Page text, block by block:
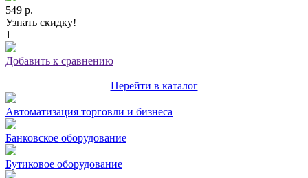
549 р.
Узнать скидку!
1
Добавить к сравнению
Перейти в каталог
Автоматизация торговли и бизнеса
Банковское оборудование
Бутиковое оборудование